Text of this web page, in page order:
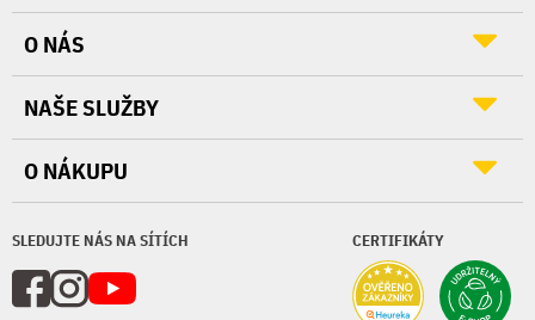
SLEDUJTE NÁS NA SÍTÍCH CERTIFIKÁTY
O NÁS
NAŠE SLUŽBY
O NÁKUPU